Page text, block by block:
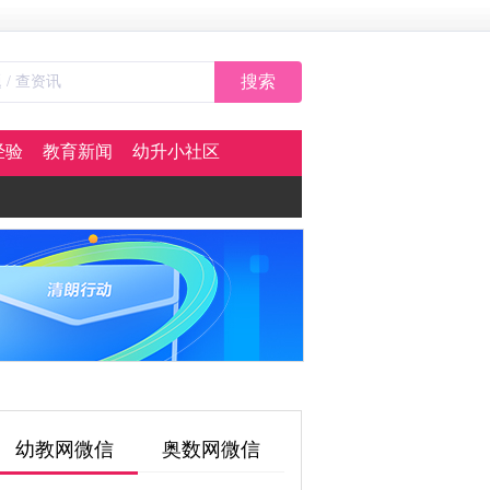
搜索
验 教育新闻 幼升小社区
幼教网微信 奥数网微信